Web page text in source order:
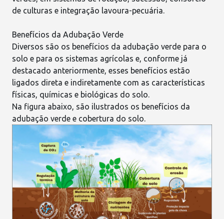
de culturas e integração lavoura-pecuária.
Benefícios da Adubação Verde
Diversos são os benefícios da adubação verde para o
solo e para os sistemas agrícolas e, conforme já
destacado anteriormente, esses benefícios estão
ligados direta e indiretamente com as características
físicas, químicas e biológicas do solo.
Na figura abaixo, são ilustrados os benefícios da
adubação verde e cobertura do solo.